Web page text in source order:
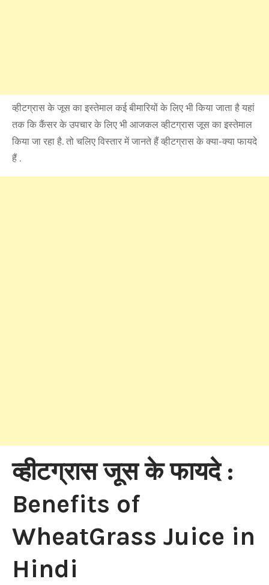
व्हीटग्रास के जूस का इस्तेमाल कई बीमारियों के लिए भी किया जाता है यहां
तक कि कैंसर के उपचार के लिए भी आजकल व्हीटग्रास जूस का इस्तेमाल
किया जा रहा है. तो चलिए विस्तार में जानते हैं व्हीटग्रास के क्या-क्या फायदे
हैं .
व्हीटग्रास जूस के फायदे :
Benefits of
WheatGrass Juice in
Hindi